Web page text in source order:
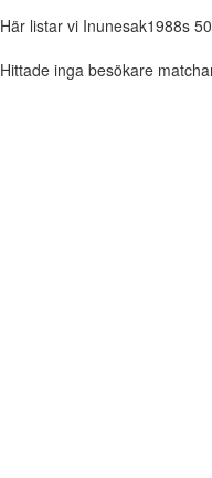
Här listar vi Inunesak1988s
Hittade inga besökare